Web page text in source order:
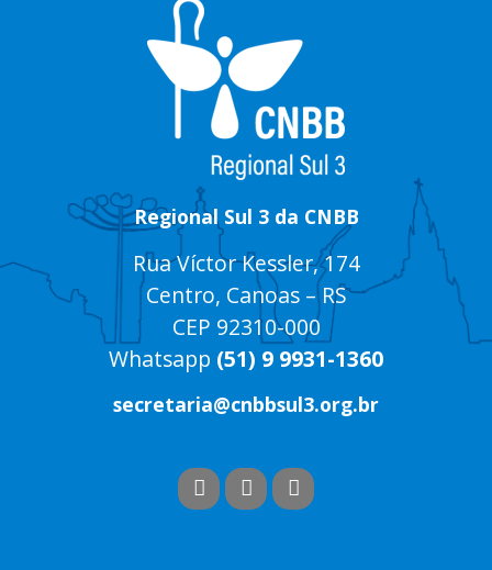
Regional Sul 3 da CNBB
Rua Víctor Kessler, 174
Centro, Canoas – RS
CEP 92310-000
Whatsapp (51) 9 9931-1360
secretaria@cnbbsul3.org.br